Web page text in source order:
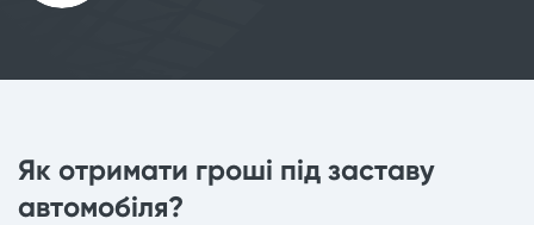
Як отримати гроші під заставу
автомобіля?